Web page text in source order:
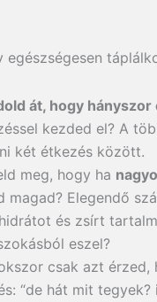
egészségesen
át, hogy hányszor
kezded el? A
két étkezés között.
meg, hogy ha
magad? Elegendő
és zsírt
eszel?
csak azt
“de hát mit tegyek?